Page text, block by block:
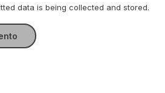
data is being collected and stored.